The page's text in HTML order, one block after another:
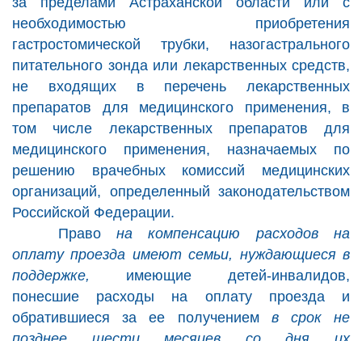
необходимостью приобретения
гастростомической трубки, назогастрального
питательного зонда или лекарственных средств,
не входящих в перечень лекарственных
препаратов для медицинского применения, в
том числе лекарственных препаратов для
медицинского применения, назначаемых по
решению врачебных комиссий медицинских
организаций, определенный законодательством
Российской Федерации.
Правона компенсацию расходов на
оплату проезда имеют семьи, нуждающиеся в
поддержке, имеющие детей-инвалидов,
понесшие расходы на оплату проезда и
обратившиеся за ее получением в срок не